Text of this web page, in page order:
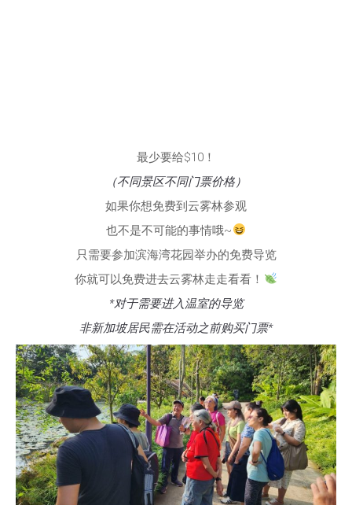
最少要给$10！
（不同景区不同门票价格）
如果你想免费到云雾林参观
也不是不可能的事情哦~
只需要参加滨海湾花园举办的免费导览
你就可以免费进去云雾林走走看看！
*对于需要进入温室的导览
非新加坡居民需在活动之前购买门票*